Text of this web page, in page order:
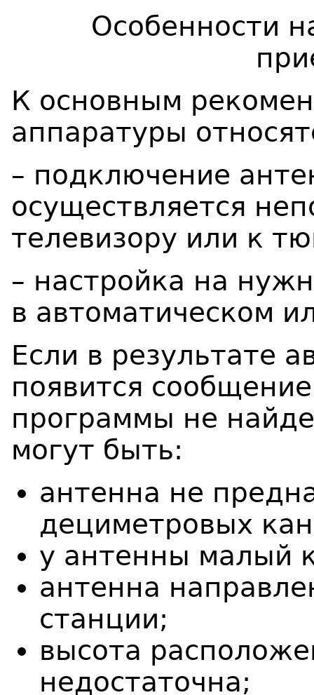
Особенности
К основным
аппаратуры
– подключение
осуществляется
телевизору или к
– настройка на
в автоматическом
Если в результате
появится
программы не
могут быть:
антенна не
дециметровых
у антенны малый
антенна
станции;
высота
недостаточна;